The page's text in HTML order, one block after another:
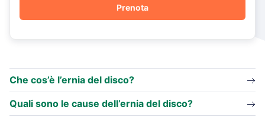
Che cos’è l’ernia del disco?
Quali sono le cause dell’ernia del disco?